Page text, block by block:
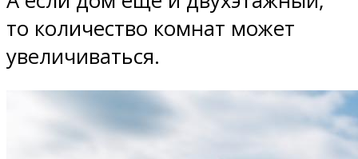
то количество комнат может
увеличиваться.